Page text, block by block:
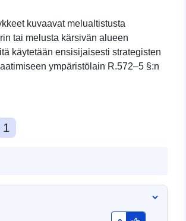
kuvaavat melualtistusta
tai melusta kärsivän alueen
käytetään ensisijaisesti strategisten
ympäristölain R.572–5 §:n
1